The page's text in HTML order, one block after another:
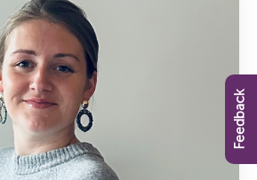
Feedback